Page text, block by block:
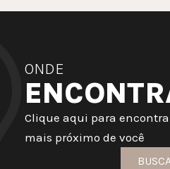
ONDE
Clique aqui para
mais próximo de você